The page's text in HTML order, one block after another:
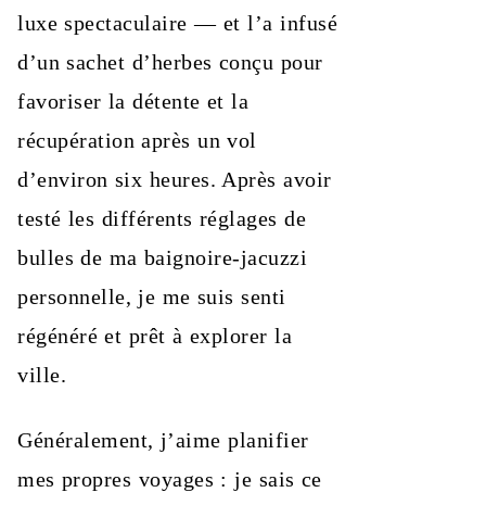
luxe spectaculaire — et l’a infusé
d’un sachet d’herbes conçu pour
favoriser la détente et la
récupération après un vol
d’environ six heures. Après avoir
testé les différents réglages de
bulles de ma baignoire-jacuzzi
personnelle, je me suis senti
régénéré et prêt à explorer la
ville.
Généralement, j’aime planifier
mes propres voyages : je sais ce